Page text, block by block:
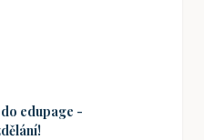
edupage -